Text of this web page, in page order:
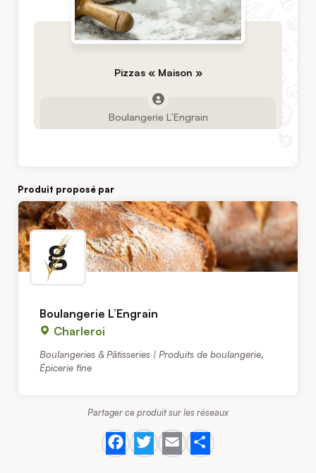
Pizzas « Maison »
Boulangerie L’Engrain
Produit proposé par
Boulangerie L’Engrain
Charleroi
Boulangeries & Pâtisseries | Produits de boulangerie,
Épicerie fine
Partager ce produit sur les réseaux
Facebook
Twitter
EmailShare